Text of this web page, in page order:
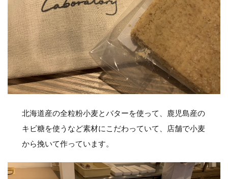
北海道産の全粒粉小麦とバターを使って、鹿児島産の
キビ糖を使うなど素材にこだわっていて、店舗で小麦
から挽いて作っています。